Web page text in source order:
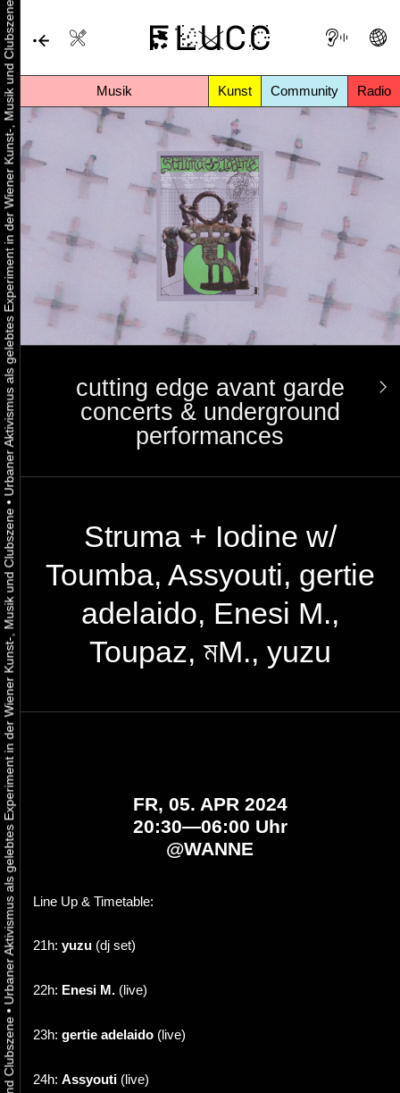
Musik Kunst Community Radio
•
Urbaner Aktivismus als gelebtes Experiment in der Wiener Kunst-, Musik und Clubszene
•
Urbaner Aktivismus als gelebtes Experiment in der Wiener Kunst-, Musik und Clubszene
cutting edge avant garde
concerts & underground
performances
Struma + Iodine w/
Toumba, Assyouti, gertie
adelaido, Enesi M.,
Toupaz, মM., yuzu
FR, 05. APR 2024
20:30—06:00 Uhr
@WANNE
Line Up & Timetable:
21h: yuzu (dj set)
22h: Enesi M. (live)
23h: gertie adelaido (live)
24h: Assyouti (live)